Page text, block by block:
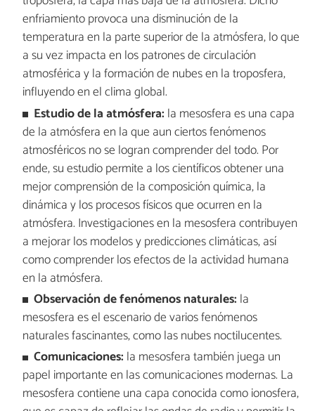
enfriamiento provoca una disminución de la
temperatura en la parte superior de la atmósfera, lo que
a su vez impacta en los patrones de circulación
atmosférica y la formación de nubes en la troposfera,
influyendo en el clima global.
Estudio de la atmósfera: la mesosfera es una capa
de la atmósfera en la que aun ciertos fenómenos
atmosféricos no se logran comprender del todo. Por
ende, su estudio permite a los científicos obtener una
mejor comprensión de la composición química, la
dinámica y los procesos físicos que ocurren en la
atmósfera. Investigaciones en la mesosfera contribuyen
a mejorar los modelos y predicciones climáticas, así
como comprender los efectos de la actividad humana
en la atmósfera.
Observación de fenómenos naturales: la
mesosfera es el escenario de varios fenómenos
naturales fascinantes, como las nubes noctilucentes.
Comunicaciones: la mesosfera también juega un
papel importante en las comunicaciones modernas. La
mesosfera contiene una capa conocida como ionosfera,